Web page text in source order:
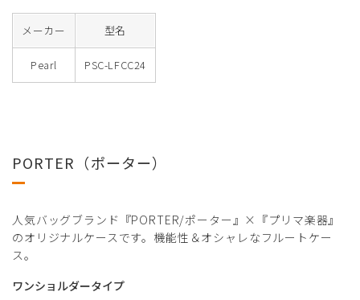
メーカー 型名
Pearl PSC-LFCC24
PORTER（ポーター）
人気バッグブランド『PORTER/ポーター』×『プリマ楽器』
のオリジナルケースです。機能性＆オシャレなフルートケー
ス。
ワンショルダータイプ